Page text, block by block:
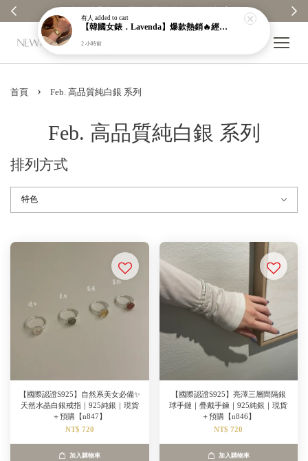
1元回饋金｜回饋無上限 ✨ 【分享購物評價💬】贈
首頁 › Feb. 高品質純白銀 系列
Feb. 高品質純白銀 系列
排列方式
【國際認證S925】自然系美女必備✨
天然水晶白銀戒指｜925純銀｜現貨
＋預購【n847】
NT$ 720
加入購物車
【國際認證S925】亮澤三層間隔銀
球手鏈｜疊戴手鍊｜925純銀｜現貨
＋預購【n846】
NT$ 720
加入購物車
有人 added to cart
【韓國女錶．Lavenda】爆款熱銷🔥經典之作老錢風編織紋理奢華金錶【nk64】
2 小時前